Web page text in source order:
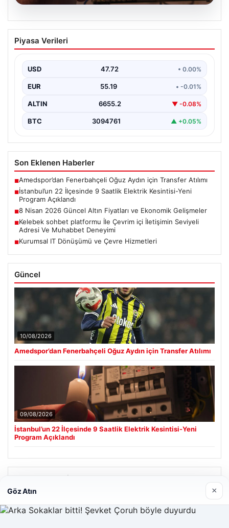
09.08.2026
İstanbul’un 22 İlçesinde 9 Saatlik
Elektrik Kesintisi-Yeni Program
İstanbul genelinde altyapı çalışmaları ve bakım
başlatıldı.…
Piyasa Verileri
USD 47.72 • 0.00%
EUR 55.19 • -0.01%
ALTIN 6655.2 ▼ -0.08%
BTC 3094761 ▲ +0.05%
Son Eklenen Haberler
■Amedspor’dan Fenerbahçeli Oğuz Aydın için Transfer Atılımı
■İstanbul’un 22 İlçesinde 9 Saatlik Elektrik Kesintisi-Yeni
Program Açıklandı
■8 Nisan 2026 Güncel Altın Fiyatları ve Ekonomik Gelişmeler
■Kelebek sohbet platformu İle Çevrim içi İletişimin Seviyeli
Adresi Ve Muhabbet Deneyimi
■Kurumsal IT Dönüşümü ve Çevre Hizmetleri
Güncel
10/08/2026
Amedspor’dan Fenerbahçeli Oğuz Aydın için Transfer Atılımı
09/08/2026
İstanbul’un 22 İlçesinde 9 Saatlik Elektrik Kesintisi-Yeni
Program Açıklandı
Son Eklenen Firmalar
Cengiz Sigorta
23/06/2026
Göz Atın ×